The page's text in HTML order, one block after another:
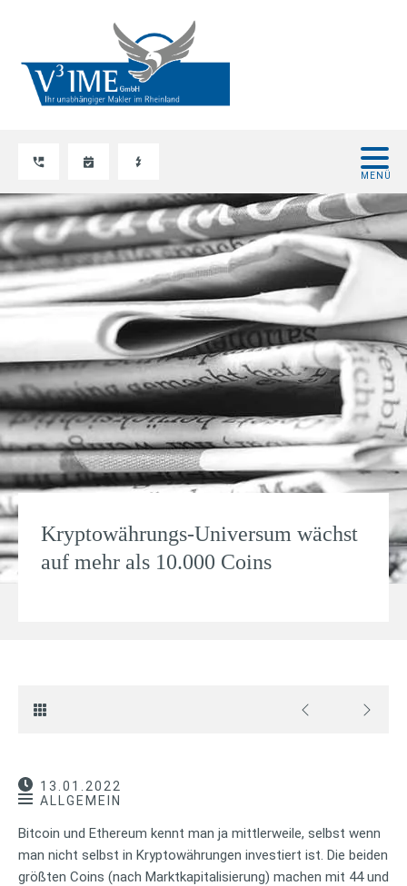
Kryptowährungs-Universum wächst
auf mehr als 10.000 Coins
13.01.2022
ALLGEMEIN
Bitcoin und Ethereum kennt man ja mittlerweile, selbst wenn
man nicht selbst in Kryptowährungen investiert ist. Die beiden
größten Coins (nach Marktkapitalisierung) machen mit 44 und